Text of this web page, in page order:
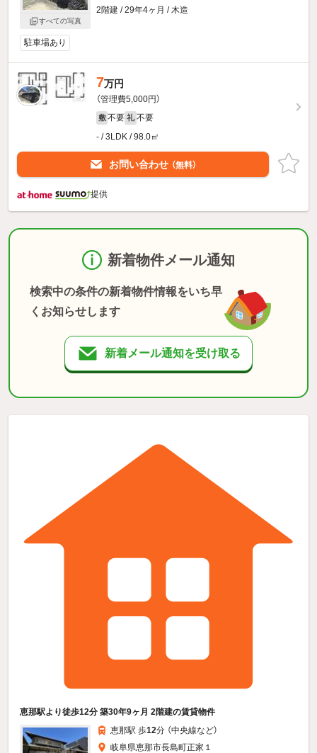
すべての写真
2階建 / 29年4ヶ月 / 木造
駐車場あり
7万円
（管理費5,000円）
敷 不要 礼 不要
- / 3LDK / 98.0㎡
お問い合わせ （無料）
提供
新着物件メール通知
検索中の条件の新着物件情報をいち早
くお知らせします
新着メール通知を受け取る
恵那駅より徒歩12分 築30年9ヶ月 2階建の賃貸物件
恵那駅 歩12分 （中央線など）
岐阜県恵那市長島町正家１